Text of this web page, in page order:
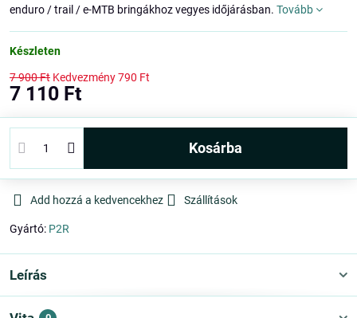
enduro / trail / e-MTB bringákhoz vegyes időjárásban. Tovább
Készleten
7 900 Ft Kedvezmény790 Ft
7 110 Ft
kosárba
Add hozzá a kedvencekhez Szállítások
Gyártó: P2R
Leírás